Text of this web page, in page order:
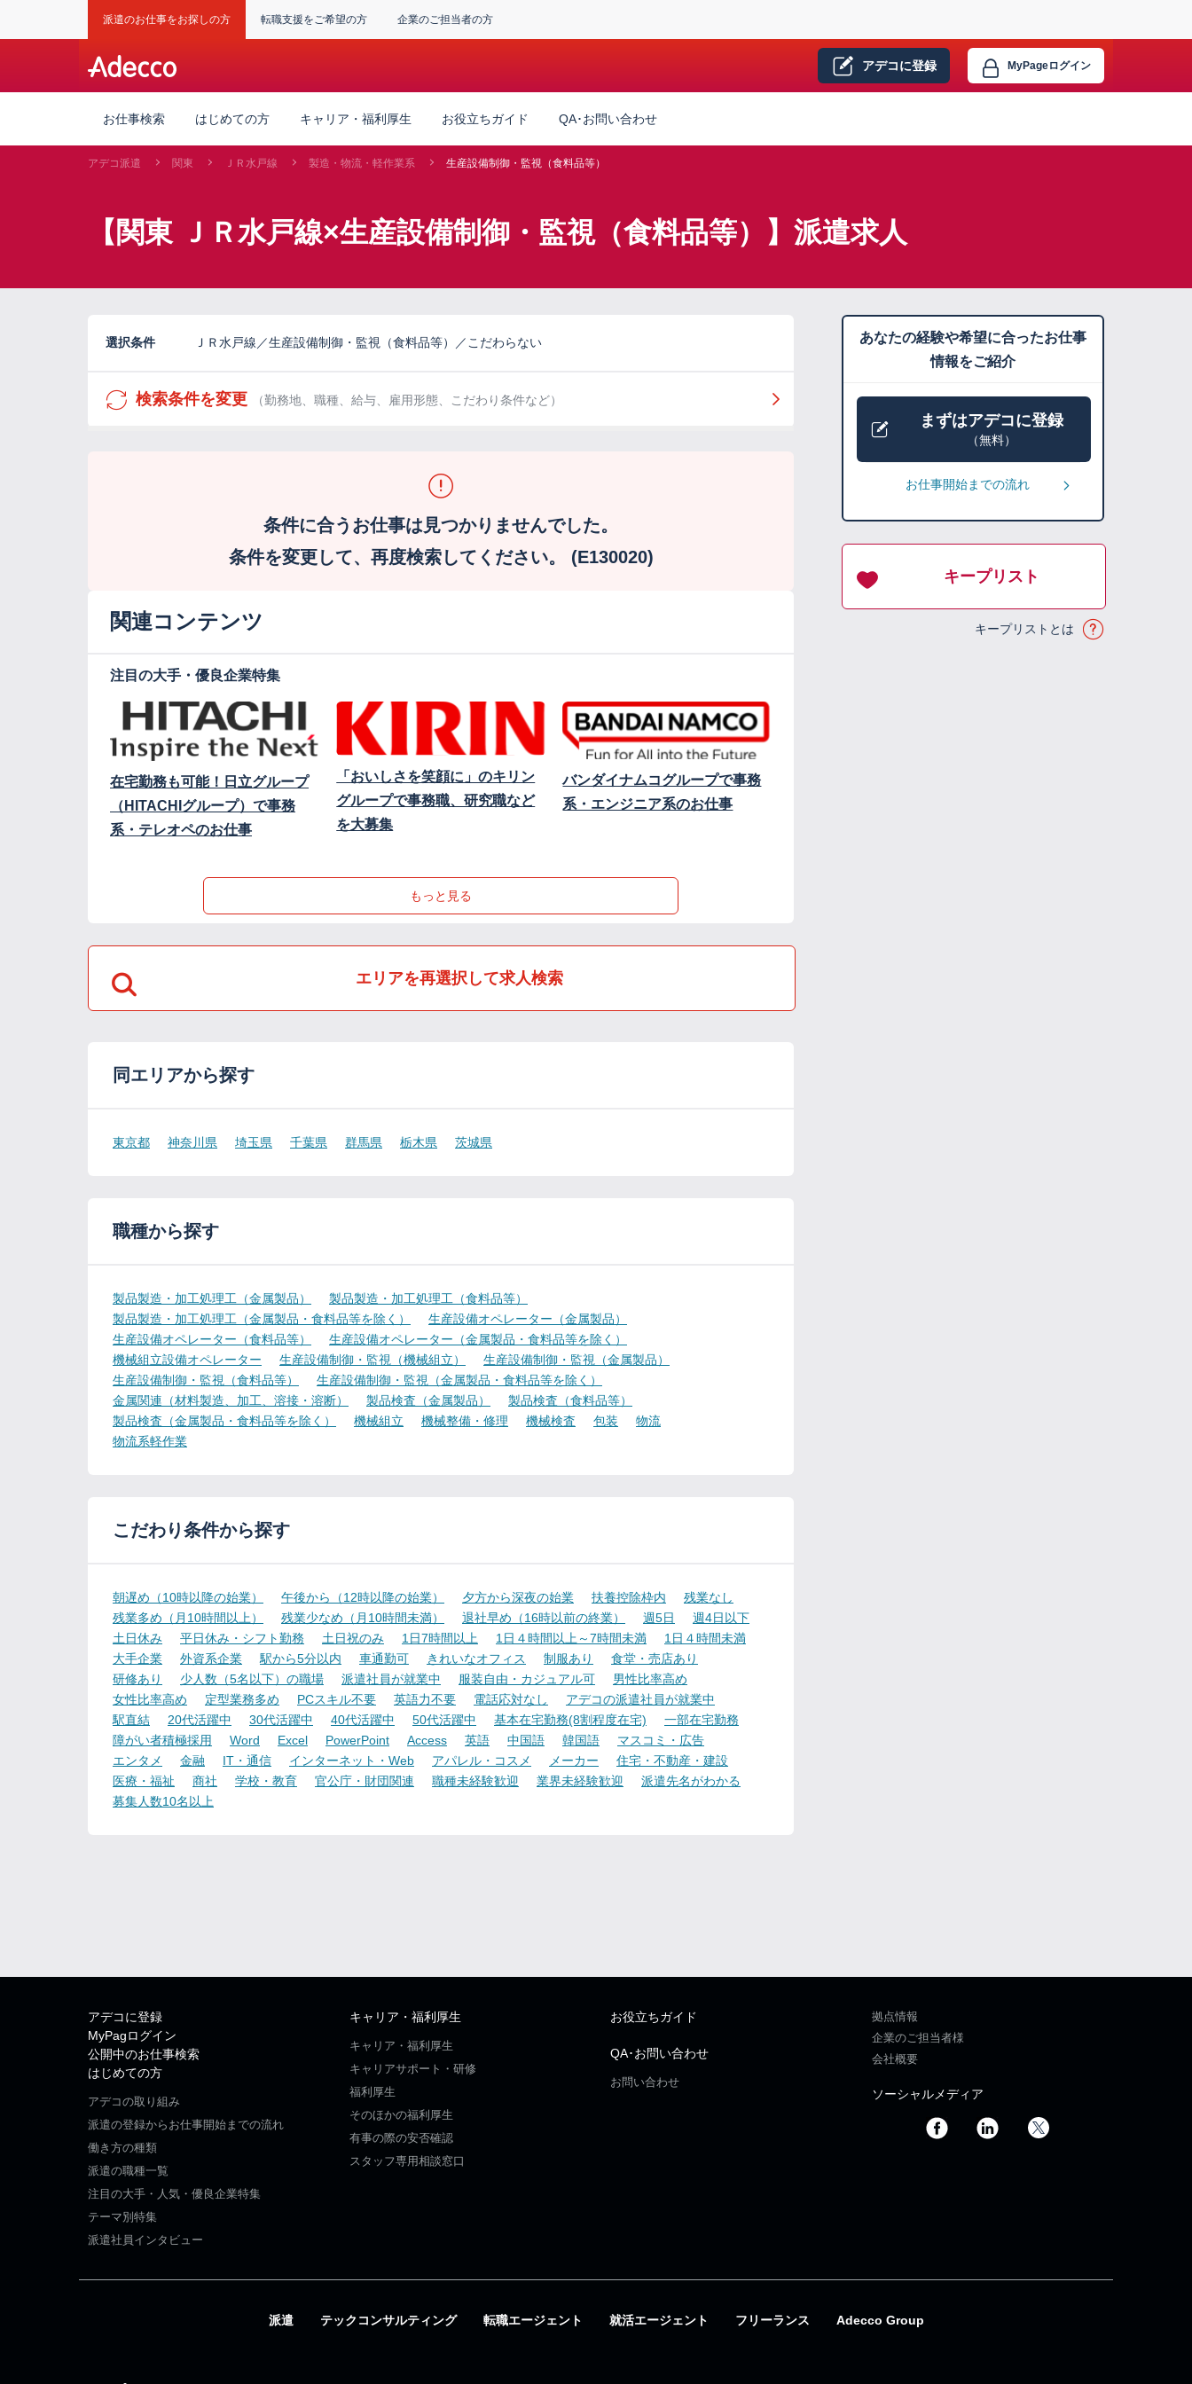
派遣のお仕事をお探しの方 転職支援をご希望の方 企業のご担当者の方
アデコに登録 MyPageログイン
お仕事検索 はじめての方 キャリア・福利厚生 お役立ちガイド QA･お問い合わせ
アデコ派遣 関東 ＪＲ水戸線 製造・物流・軽作業系 生産設備制御・監視（食料品等）
【関東 ＪＲ水戸線×生産設備制御・監視（食料品等）】派遣求人
選択条件 ＪＲ水戸線／生産設備制御・監視（食料品等）／こだわらない
検索条件を変更 （勤務地、職種、給与、雇用形態、こだわり条件など）
条件に合うお仕事は見つかりませんでした。
条件を変更して、再度検索してください。 (E130020)
関連コンテンツ
注目の大手・優良企業特集
在宅勤務も可能！日立グループ
（HITACHIグループ）で事務
系・テレオペのお仕事
「おいしさを笑顔に」のキリン
グループで事務職、研究職など
を大募集
バンダイナムコグループで事務
系・エンジニア系のお仕事
もっと見る
エリアを再選択して求人検索
同エリアから探す
東京都 神奈川県 埼玉県 千葉県 群馬県 栃木県 茨城県
職種から探す
製品製造・加工処理工（金属製品）
製品製造・加工処理工（食料品等）
製品製造・加工処理工（金属製品・食料品等を除く）
生産設備オペレーター（金属製品）
生産設備オペレーター（食料品等）
生産設備オペレーター（金属製品・食料品等を除く）
機械組立設備オペレーター
生産設備制御・監視（機械組立）
生産設備制御・監視（金属製品）
生産設備制御・監視（食料品等）
生産設備制御・監視（金属製品・食料品等を除く）
金属関連（材料製造、加工、溶接・溶断）
製品検査（金属製品）
製品検査（食料品等）
製品検査（金属製品・食料品等を除く）
機械組立 機械整備・修理 機械検査 包装
物流
物流系軽作業
こだわり条件から探す
朝遅め（10時以降の始業） 午後から（12時以降の始業） 夕方から深夜の始業 扶養控除枠内
残業なし
残業多め（月10時間以上）
残業少なめ（月10時間未満） 退社早め（16時以前の終業） 週5日
週4日以下
土日休み
平日休み・シフト勤務 土日祝のみ 1日7時間以上 1日４時間以上～7時間未満
1日４時間未満
大手企業
外資系企業 駅から5分以内 車通勤可 きれいなオフィス 制服あり
食堂・売店あり
研修あり
少人数（5名以下）の職場 派遣社員が就業中 服装自由・カジュアル可
男性比率高め
女性比率高め
定型業務多め PCスキル不要 英語力不要 電話応対なし
アデコの派遣社員が就業中
駅直結
20代活躍中 30代活躍中 40代活躍中 50代活躍中 基本在宅勤務(8割程度在宅)
一部在宅勤務
障がい者積極採用
Word Excel PowerPoint Access 英語 中国語 韓国語
マスコミ・広告
エンタメ
金融 IT・通信 インターネット・Web アパレル・コスメ メーカー
住宅・不動産・建設
医療・福祉
商社 学校・教育 官公庁・財団関連 職種未経験歓迎 業界未経験歓迎
派遣先名がわかる
募集人数10名以上
あなたの経験や希望に合ったお仕事
情報をご紹介
まずはアデコに登録
（無料）
お仕事開始までの流れ
キープリスト
キープリストとは
アデコに登録
MyPagログイン
公開中のお仕事検索
はじめての方
アデコの取り組み
派遣の登録からお仕事開始までの流れ
働き方の種類
派遣の職種一覧
注目の大手・人気・優良企業特集
テーマ別特集
派遣社員インタビュー
キャリア・福利厚生
キャリア・福利厚生
キャリアサポート・研修
福利厚生
そのほかの福利厚生
有事の際の安否確認
スタッフ専用相談窓口
お役立ちガイド
QA･お問い合わせ
お問い合わせ
拠点情報
企業のご担当者様
会社概要
ソーシャルメディア
派遣 テックコンサルティング 転職エージェント 就活エージェント フリーランス Adecco Group